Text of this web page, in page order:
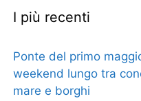
I più recenti
Ponte del primo
weekend lungo tra
mare e borghi